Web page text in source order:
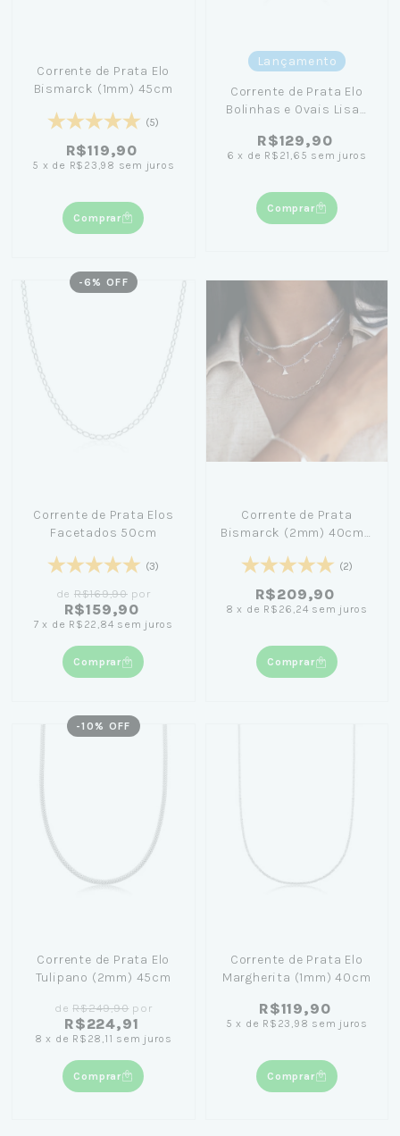
Corrente de Prata Elo
Bismarck (1mm) 45cm
(5)
R$119,90
5 x de R$23,98 sem juros
Comprar
Lançamento
Corrente de Prata Elo
Bolinhas e Ovais Lisas
R$129,90
6 x de R$21,65 sem juros
Comprar
-6 % OFF
Corrente de Prata Elos
Facetados 50cm
(3)
de R$169,90por
R$159,90
7 x de R$22,84 sem juros
Comprar
Corrente de Prata
Bismarck (2mm) 40cm -
(2)
R$209,90
8 x de R$26,24 sem juros
Comprar
-10 % OFF
Corrente de Prata Elo
Tulipano (2mm) 45cm
deR$249,90 por
R$224,91
8 x de R$28,11 sem juros
Comprar
Corrente de Prata Elo
Margherita (1mm) 40cm
R$119,90
5 x de R$23,98 sem juros
Comprar